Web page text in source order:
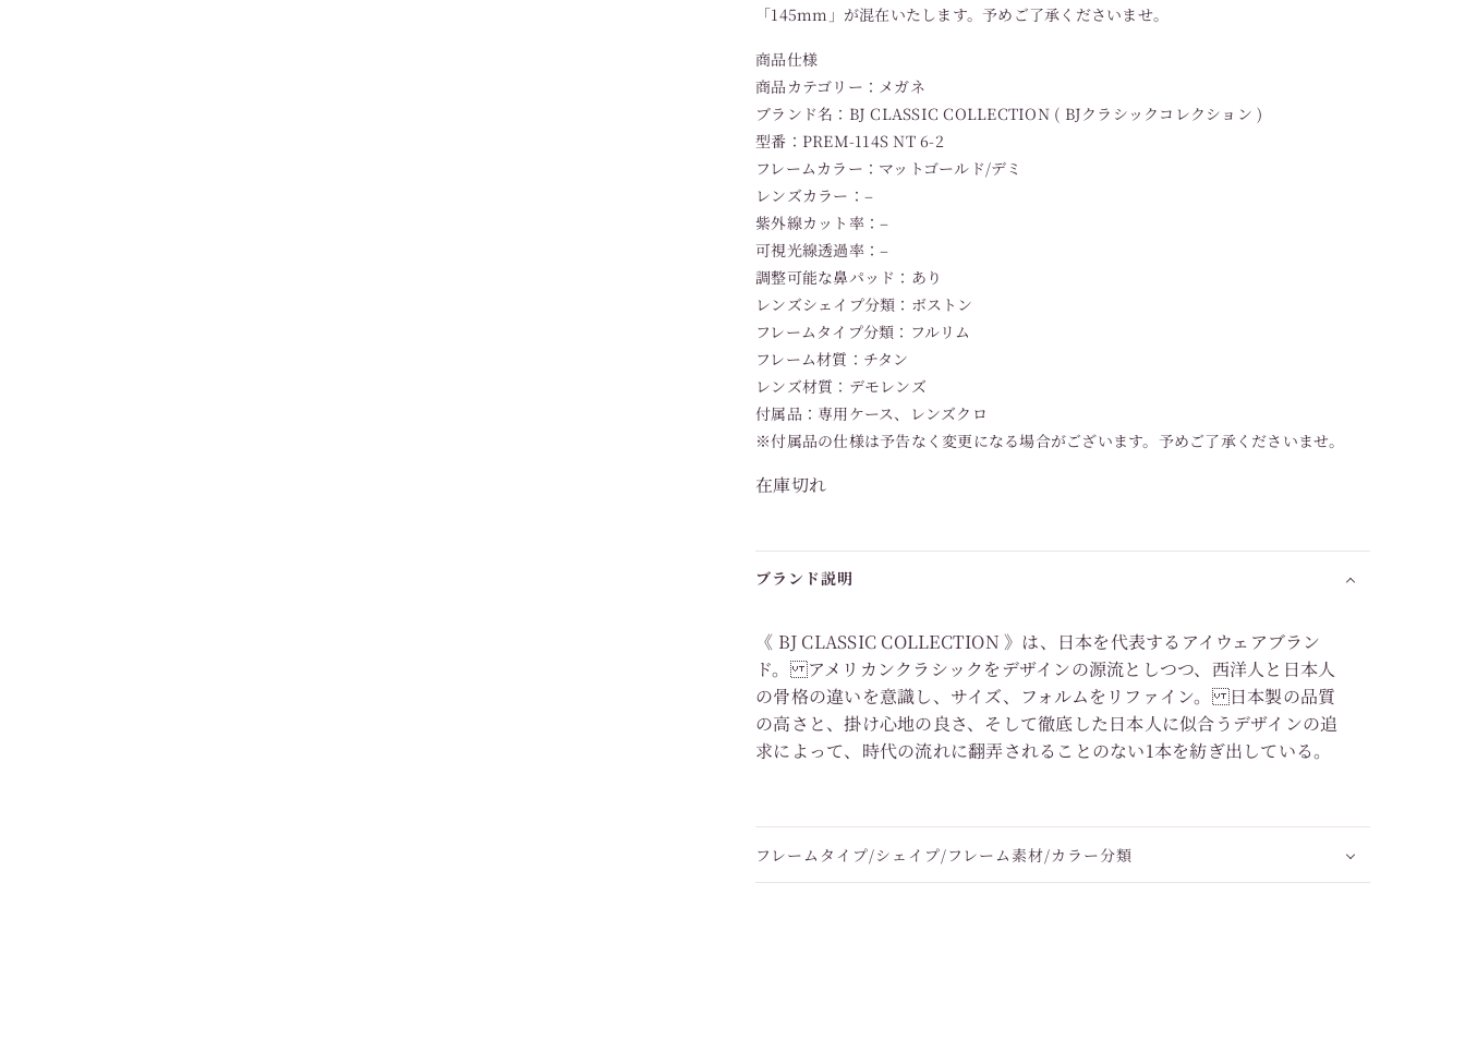
「145mm」が混在いたします。予めご了承くださいませ。
商品仕様
商品カテゴリー：メガネ
ブランド名：BJ CLASSIC COLLECTION ( BJクラシックコレクション )
型番：PREM-114S NT 6-2
フレームカラー：マットゴールド/デミ
レンズカラー：–
紫外線カット率：–
可視光線透過率：–
調整可能な鼻パッド：あり
レンズシェイプ分類：ボストン
フレームタイプ分類：フルリム
フレーム材質：チタン
レンズ材質：デモレンズ
付属品：専用ケース、レンズクロ
※付属品の仕様は予告なく変更になる場合がございます。予めご了承くださいませ。
在庫切れ
ブランド説明
《 BJ CLASSIC COLLECTION 》は、日本を代表するアイウェアブラン
ド。 アメリカンクラシックをデザインの源流としつつ、西洋人と日本人
の骨格の違いを意識し、サイズ、フォルムをリファイン。 日本製の品質
の高さと、掛け心地の良さ、そして徹底した日本人に似合うデザインの追
求によって、時代の流れに翻弄されることのない1本を紡ぎ出している。
フレームタイプ/シェイプ/フレーム素材/カラー分類